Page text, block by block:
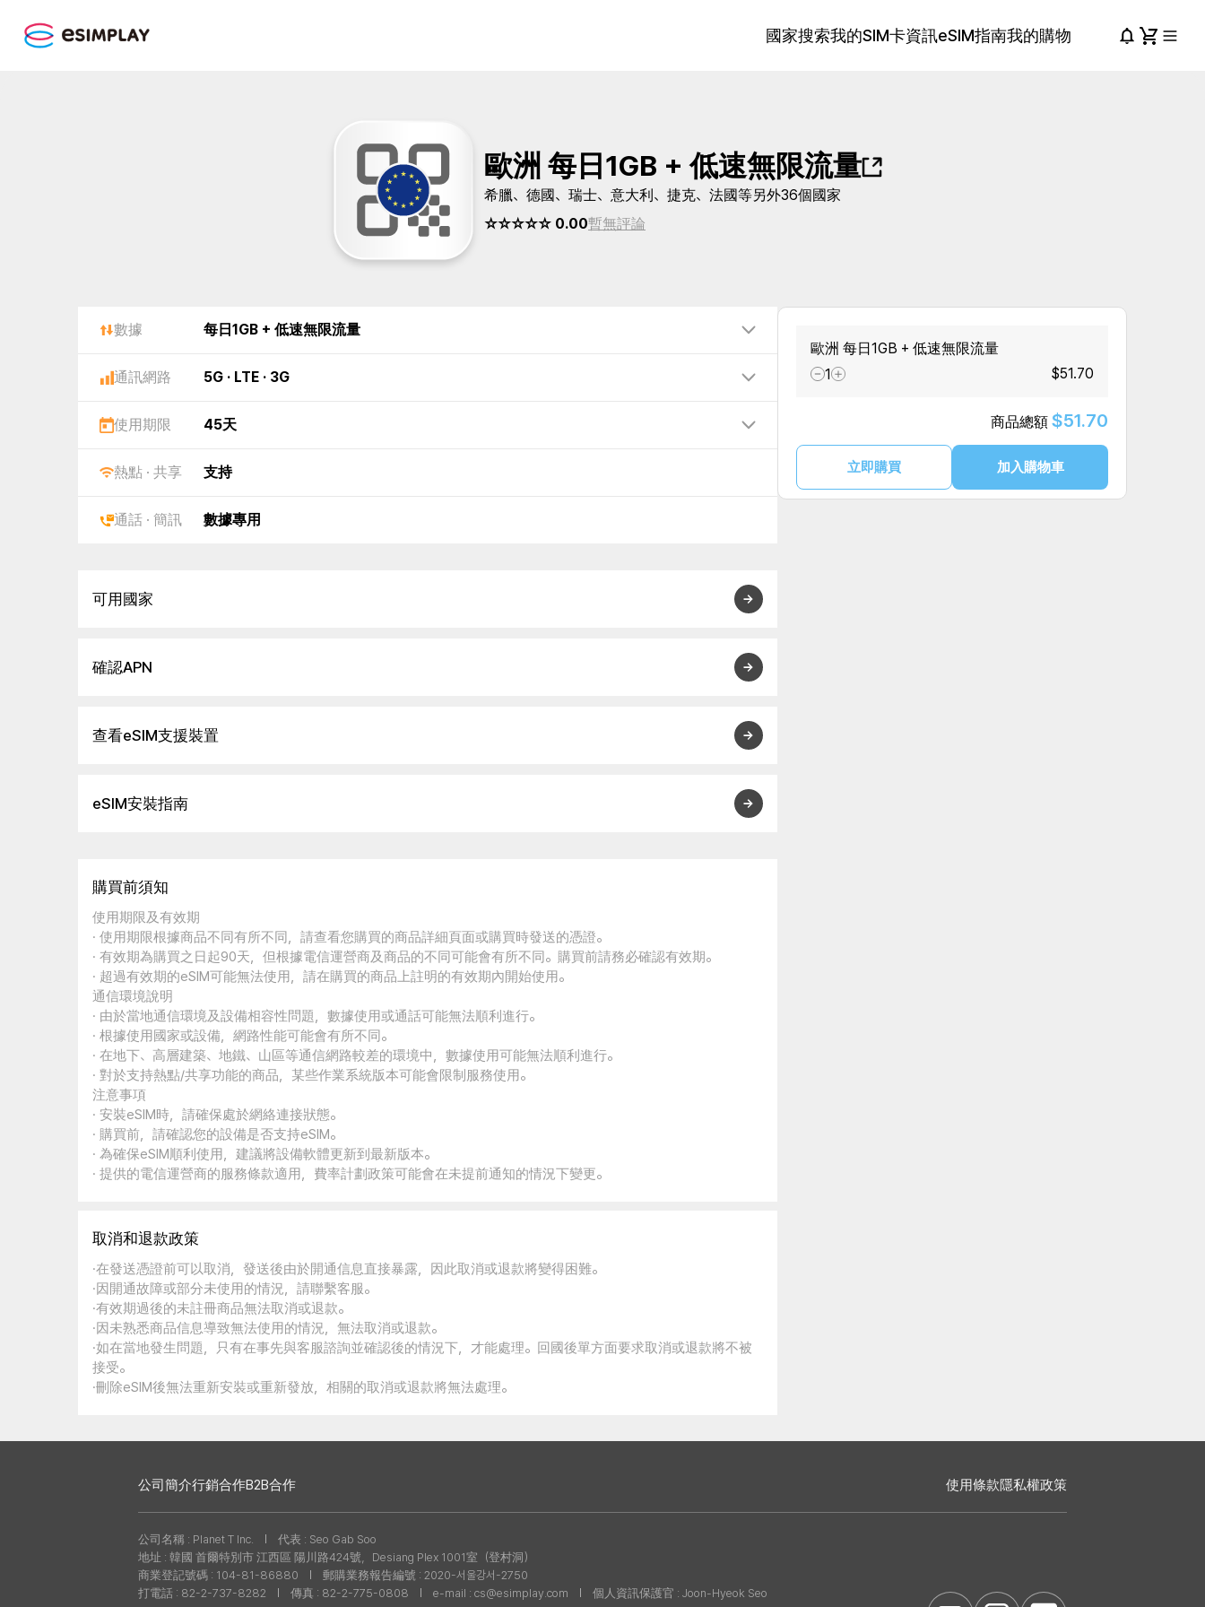
國家搜索我的SIM卡資訊eSIM指南我的購物
歐洲 每日1GB + 低速無限流量
希臘、德國、瑞士、意大利、捷克、法國等另外36個國家
☆☆☆☆☆ 0.00暫無評論
數據 每日1GB + 低速無限流量
通訊網路 5G · LTE · 3G
使用期限 45天
熱點 · 共享 支持
通話 · 簡訊 數據專用
可用國家
確認APN
查看eSIM支援裝置
eSIM安裝指南
購買前須知
使用期限及有效期
· 使用期限根據商品不同有所不同，請查看您購買的商品詳細頁面或購買時發送的憑證。
· 有效期為購買之日起90天，但根據電信運營商及商品的不同可能會有所不同。購買前請務必確認有效期。
· 超過有效期的eSIM可能無法使用，請在購買的商品上註明的有效期內開始使用。
通信環境說明
· 由於當地通信環境及設備相容性問題，數據使用或通話可能無法順利進行。
· 根據使用國家或設備，網路性能可能會有所不同。
· 在地下、高層建築、地鐵、山區等通信網路較差的環境中，數據使用可能無法順利進行。
· 對於支持熱點/共享功能的商品，某些作業系統版本可能會限制服務使用。
注意事項
· 安裝eSIM時，請確保處於網絡連接狀態。
· 購買前，請確認您的設備是否支持eSIM。
· 為確保eSIM順利使用，建議將設備軟體更新到最新版本。
· 提供的電信運營商的服務條款適用，費率計劃政策可能會在未提前通知的情況下變更。
取消和退款政策
·在發送憑證前可以取消，發送後由於開通信息直接暴露，因此取消或退款將變得困難。
·因開通故障或部分未使用的情況，請聯繫客服。
·有效期過後的未註冊商品無法取消或退款。
·因未熟悉商品信息導致無法使用的情況，無法取消或退款。
·如在當地發生問題，只有在事先與客服諮詢並確認後的情況下，才能處理。回國後單方面要求取消或退款將不被
接受。
·刪除eSIM後無法重新安裝或重新發放，相關的取消或退款將無法處理。
歐洲 每日1GB + 低速無限流量
1
$51.70
商品總額 $51.70
立即購買 加入購物車
公司簡介行銷合作B2B合作 使用條款隱私權政策
公司名稱 : Planet T Inc.
代表 : Seo Gab Soo
地址 : 韓國 首爾特別市 江西區 陽川路424號，Desiang Plex 1001室（登村洞）
商業登記號碼 : 104-81-86880
郵購業務報告編號 : 2020-서울강서-2750
打電話 : 82-2-737-8282
傳真 : 82-2-775-0808 e-mail : cs@esimplay.com 個人資訊保護官 : Joon-Hyeok Seo